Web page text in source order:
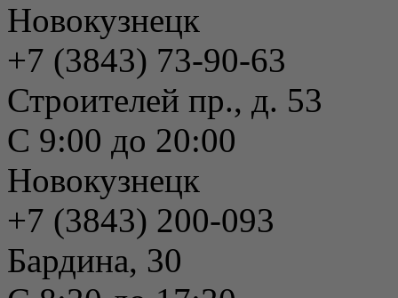
Новокузнецк
+7 (3843) 73-90-63
Строителей пр., д. 53
С 9:00 до 20:00
Новокузнецк
+7 (3843) 200-093
Бардина, 30